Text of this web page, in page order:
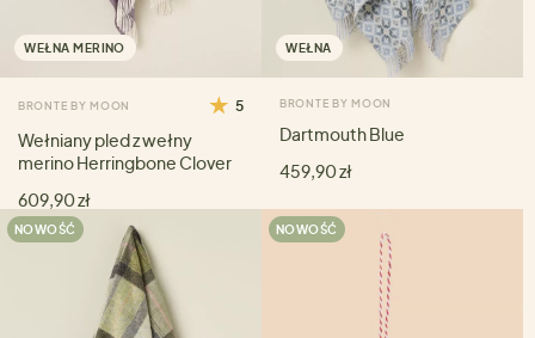
WEŁNA MERINO
BRONTE BY MOON 5
Wełniany pled z wełny
merino Herringbone Clover
609,90 zł
WEŁNA
BRONTE BY MOON
Dartmouth Blue
459,90 zł
NOWOŚĆ NOWOŚĆ